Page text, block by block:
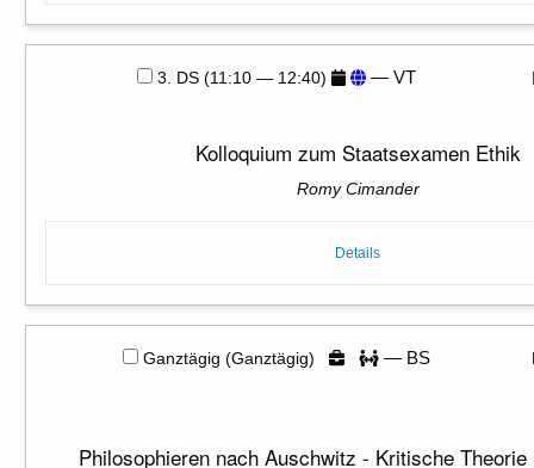
3. DS (11:10 — 12:40) — VT
Kolloquium zum Staatsexamen Ethik
Romy Cimander
Details
Ganztägig (Ganztägig) — BS
Philosophieren nach Auschwitz - Kritische Theorie